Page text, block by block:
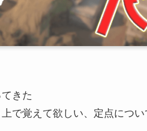
きた
で覚えて欲しい、定点につい